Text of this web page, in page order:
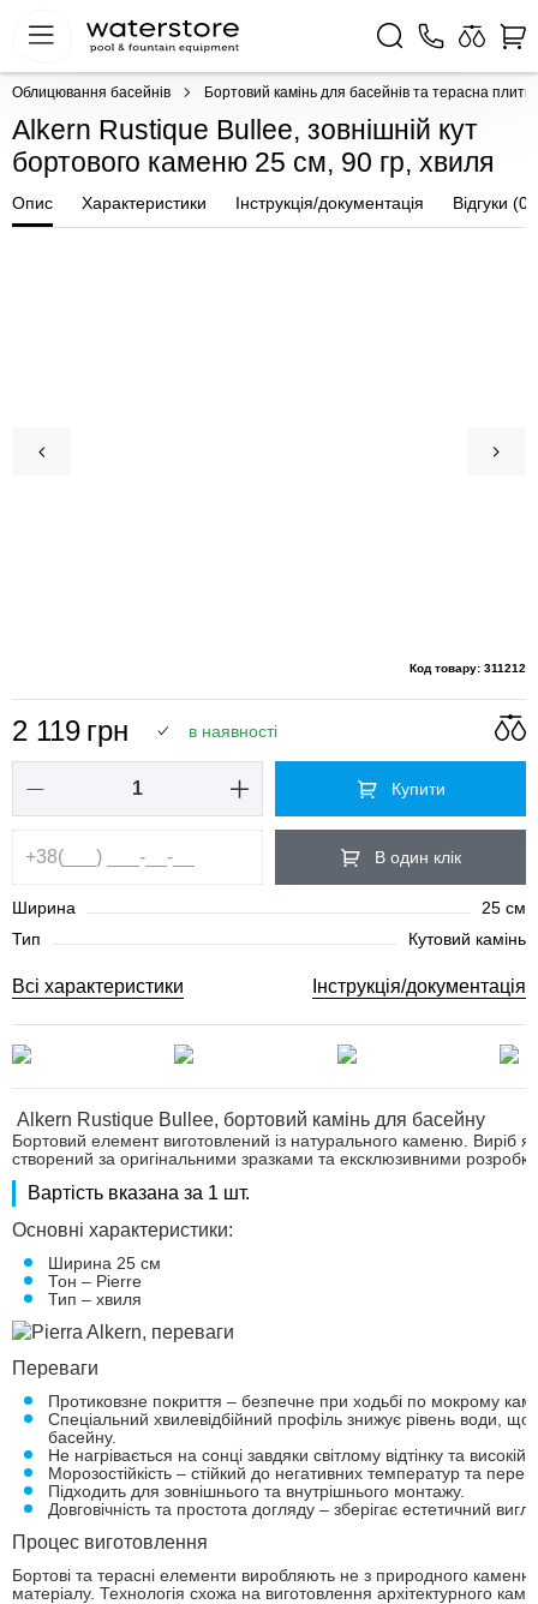
Облицювання басейнів Бортовий камінь для басейнів та терасна плитка
Alkern Rustique Bullee, зовнішній кут
бортового каменю 25 см, 90 гр, хвиля
Опис Характеристики Інструкція/документація Відгуки (0)
Код товару: 311212
2 119 грн в наявності
Купити
В один клік
Ширина
25 см
Тип
Кутовий камінь
Всі характеристики Інструкція/документація
Alkern Rustique Bullee, бортовий камінь для басейну
Бортовий елемент виготовлений із натурального каменю. Виріб
створений за оригінальними зразками та ексклюзивними
Вартість вказана за 1 шт.
Основні характеристики:
Ширина 25 см
Тон – Pierre
Тип – хвиля
Переваги
Протиковзне покриття – безпечне при ходьбі по мокрому
Спеціальний хвилевідбійний профіль знижує рівень води,
басейну.
Не нагрівається на сонці завдяки світлому відтінку та
Морозостійкість – стійкий до негативних температур та
Підходить для зовнішнього та внутрішнього монтажу.
Довговічність та простота догляду – зберігає естетичний
Процес виготовлення
Бортові та терасні елементи виробляють не з природного
матеріалу. Технологія схожа на виготовлення архітектурного